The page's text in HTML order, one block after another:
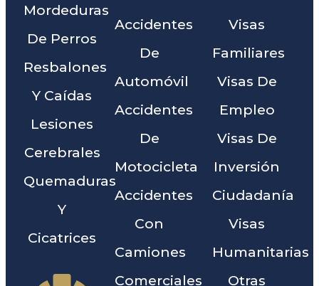
Mordeduras
De Perros
Resbalones
Y Caídas
Lesiones
Cerebrales
Quemaduras
Y
Cicatrices
Accidentes
De
Automóvil
Accidentes
De
Motocicleta
Accidentes
Con
Camiones
Comerciales
Visas
Familiares
Visas De
Empleo
Visas De
Inversión
Ciudadanía
Visas
Humanitarias
Otras